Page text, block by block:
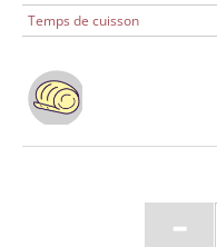
Temps de cuisson